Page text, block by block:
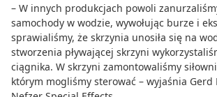
– W innych produkcjach powoli
samochody w wodzie, wywołując burze i
sprawialiśmy, że skrzynia unosiła się na
stworzenia pływającej skrzyni
ciągnika. W skrzyni zamontowaliśmy
którym mogliśmy sterować – wyjaśnia